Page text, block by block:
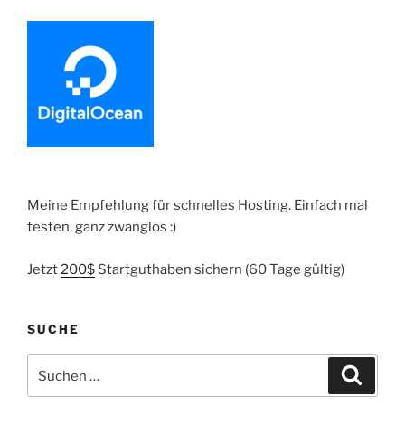
Meine Empfehlung für schnelles Hosting. Einfach mal
testen, ganz zwanglos :)
Jetzt200$ Startguthaben sichern (60 Tage gültig)
SUCHE
nach: